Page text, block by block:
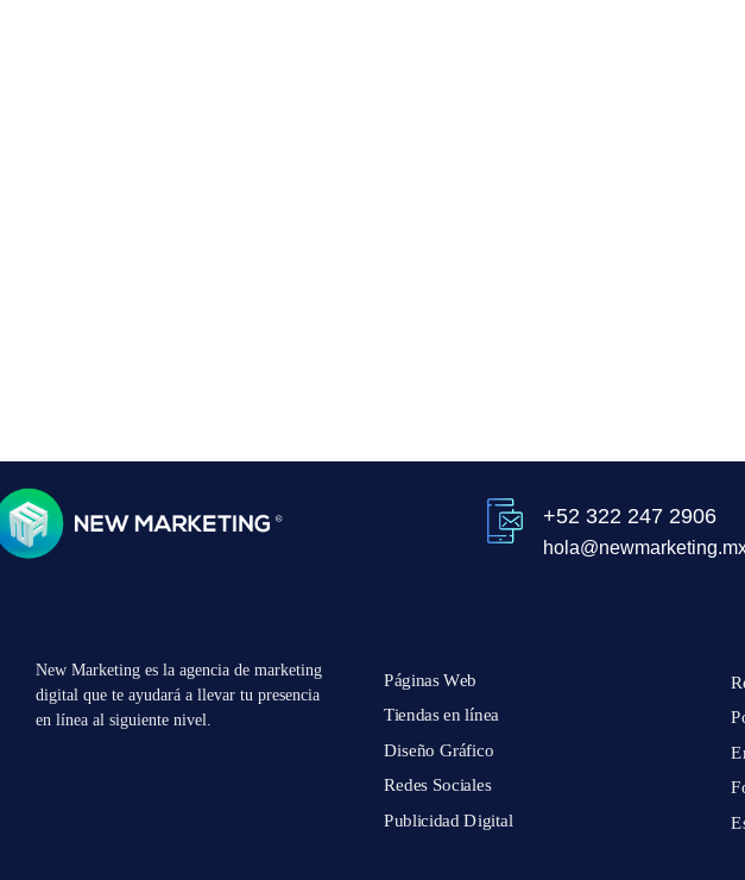
+52 322 247 2906
New Marketing es la agencia de marketing
digital que te ayudará a llevar tu presencia
en línea al siguiente nivel.
Páginas Web
Tiendas en línea
Diseño Gráfico
Redes Sociales
Publicidad Digital